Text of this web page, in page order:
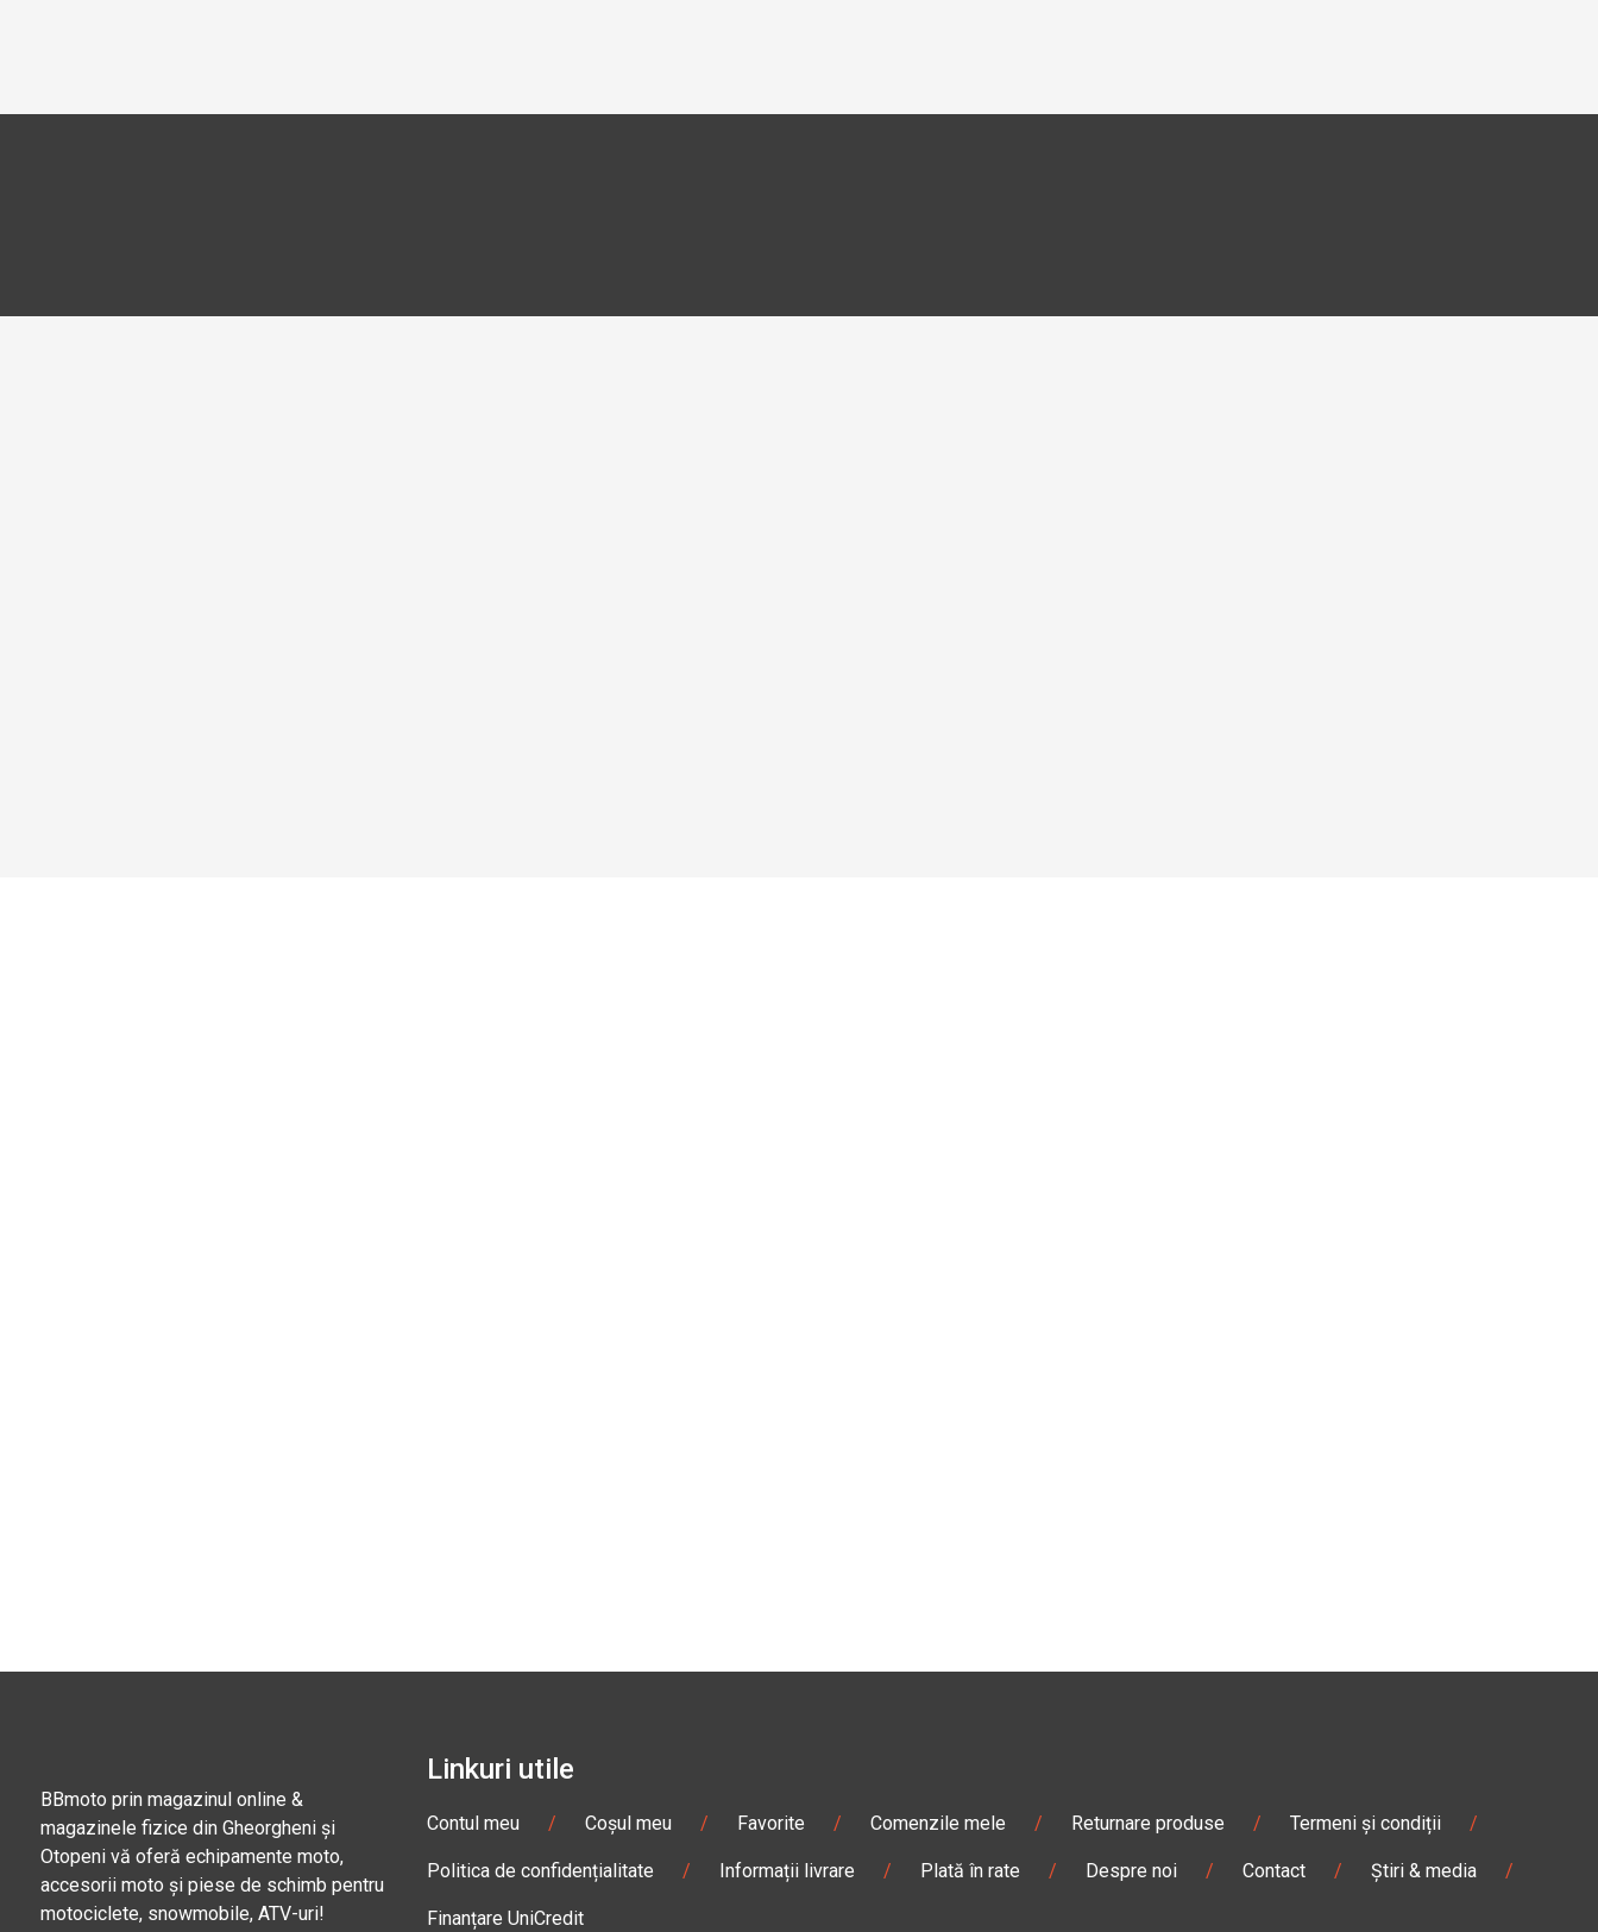
BBmoto prin magazinul online &
magazinele fizice din Gheorgheni și
Otopeni vă oferă echipamente moto,
accesorii moto și piese de schimb pentru
motociclete, snowmobile, ATV-uri!
Linkuri utile
Contul meu / Coșul meu / Favorite / Comenzile mele / Returnare produse / Termeni și condiții /
Politica de confidențialitate / Informații livrare / Plată în rate / Despre noi / Contact / Știri & media /
Finanțare UniCredit